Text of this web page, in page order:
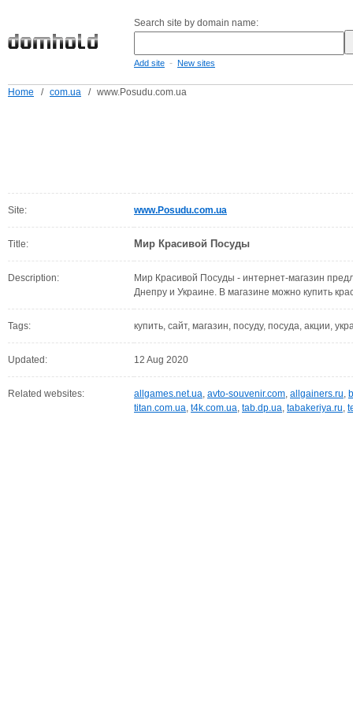
Search site by domain name:
Add site - New sites
Home / com.ua / www.Posudu.com.ua
Site: www.Posudu.com.ua
Title: Мир Красивой Посуды
Description:
Мир Красивой Посуды - интернет-магазин
Днепру и Украине. В магазине можно купить
Tags: купить, сайт, магазин, посуду, посуда, акции,
Updated: 12 Aug 2020
Related websites: allgames.net.ua, avto-souvenir.com, allgainers.ru,
titan.com.ua, t4k.com.ua, tab.dp.ua, tabakeriya.ru,